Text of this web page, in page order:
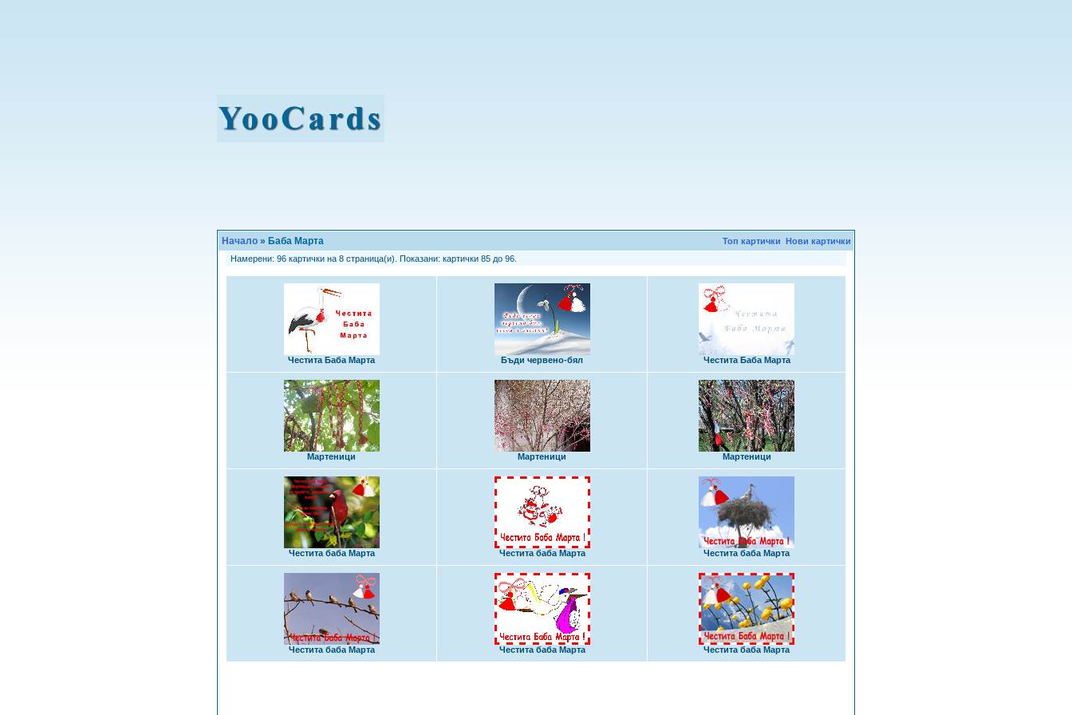
Начало » Баба Марта Топ картички Нови картички
Намерени: 96 картички на 8 страница(и). Показани: картички 85 до 96.
Честита Баба Марта Бъди червено-бял Честита Баба Марта
Мартеници Мартеници Мартеници
Честита баба Марта Честита баба Марта Честита баба Марта
Честита баба Марта Честита баба Марта Честита баба Марта